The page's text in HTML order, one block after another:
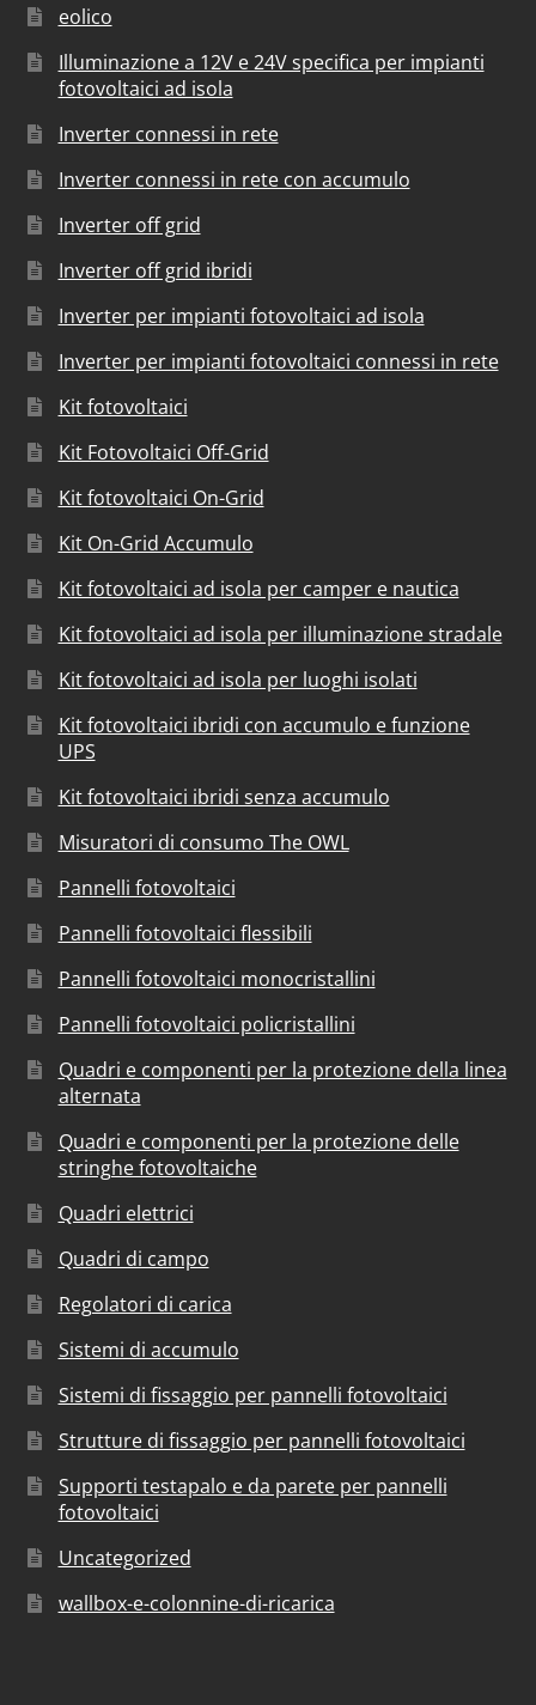
eolico
Illuminazione a 12V e 24V specifica per impianti
fotovoltaici ad isola
Inverter connessi in rete
Inverter connessi in rete con accumulo
Inverter off grid
Inverter off grid ibridi
Inverter per impianti fotovoltaici ad isola
Inverter per impianti fotovoltaici connessi in rete
Kit fotovoltaici
Kit Fotovoltaici Off-Grid
Kit fotovoltaici On-Grid
Kit On-Grid Accumulo
Kit fotovoltaici ad isola per camper e nautica
Kit fotovoltaici ad isola per illuminazione stradale
Kit fotovoltaici ad isola per luoghi isolati
Kit fotovoltaici ibridi con accumulo e funzione
UPS
Kit fotovoltaici ibridi senza accumulo
Misuratori di consumo The OWL
Pannelli fotovoltaici
Pannelli fotovoltaici flessibili
Pannelli fotovoltaici monocristallini
Pannelli fotovoltaici policristallini
Quadri e componenti per la protezione della linea
alternata
Quadri e componenti per la protezione delle
stringhe fotovoltaiche
Quadri elettrici
Quadri di campo
Regolatori di carica
Sistemi di accumulo
Sistemi di fissaggio per pannelli fotovoltaici
Strutture di fissaggio per pannelli fotovoltaici
Supporti testapalo e da parete per pannelli
fotovoltaici
Uncategorized
wallbox-e-colonnine-di-ricarica